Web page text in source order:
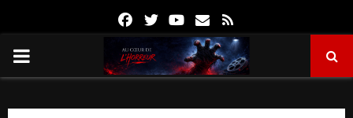
FacebookTwitterYoutube
Email
PRIMARY